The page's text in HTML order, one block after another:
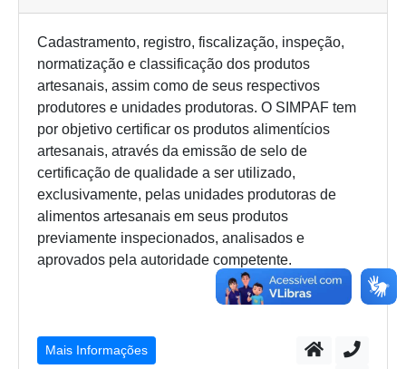
Cadastramento, registro, fiscalização, inspeção,
normatização e classificação dos produtos
artesanais, assim como de seus respectivos
produtores e unidades produtoras. O SIMPAF tem
por objetivo certificar os produtos alimentícios
artesanais, através da emissão de selo de
certificação de qualidade a ser utilizado,
exclusivamente, pelas unidades produtoras de
alimentos artesanais em seus produtos
previamente inspecionados, analisados e
aprovados pela autoridade competente.
Mais Informações